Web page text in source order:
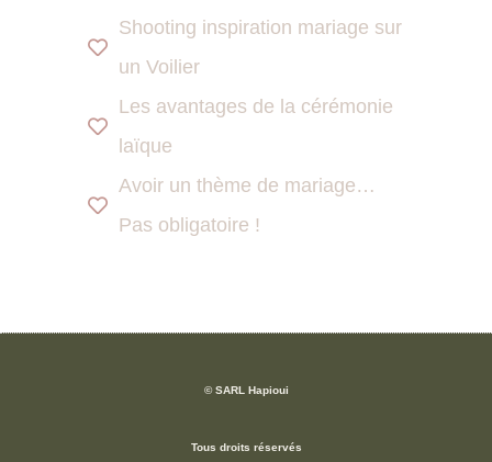
Shooting inspiration mariage sur
un Voilier
Les avantages de la cérémonie
laïque
Avoir un thème de mariage…
Pas obligatoire !
© SARL Hapioui
Tous droits réservés